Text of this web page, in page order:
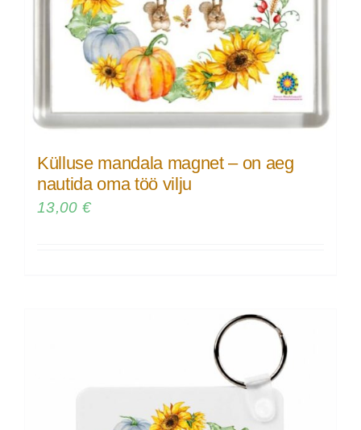
Külluse mandala magnet – on aeg
nautida oma töö vilju
13,00 €